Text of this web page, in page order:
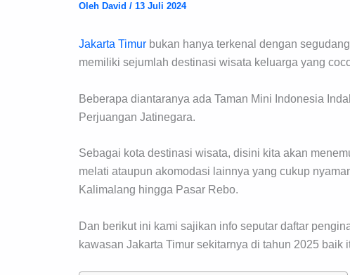
Oleh David / 13 Juli 2024
Jakarta Timur bukan hanya terkenal dengan
memiliki sejumlah destinasi wisata keluarga yang
Beberapa diantaranya ada Taman Mini Indonesia
Perjuangan Jatinegara.
Sebagai kota destinasi wisata, disini kita akan
melati ataupun akomodasi lainnya yang cukup
Kalimalang hingga Pasar Rebo.
Dan berikut ini kami sajikan info seputar daftar
kawasan Jakarta Timur sekitarnya di tahun 2025 baik